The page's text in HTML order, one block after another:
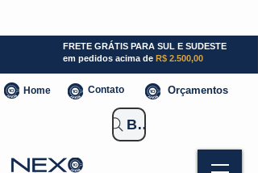
FRETE GRÁTIS PARA SUL E SUDESTE
em pedidos acima de R$ 2.500,00
Home Contato Orçamentos
Buscar Brindes